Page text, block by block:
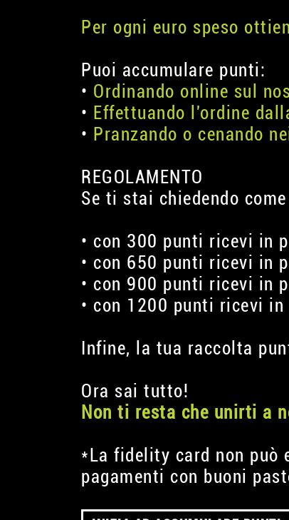
Per ogni euro speso
Puoi accumulare punti:
• Ordinando online sul
• Effettuando l'ordine
• Pranzando o cenando
REGOLAMENTO
Se ti stai chiedendo
• con 300 punti ricevi in
• con 650 punti ricevi in
• con 900 punti ricevi in
• con 1200 punti ricevi
Infine, la tua raccolta
Ora sai tutto!
Non ti resta che unirti a
*La fidelity card non può
pagamenti con buoni